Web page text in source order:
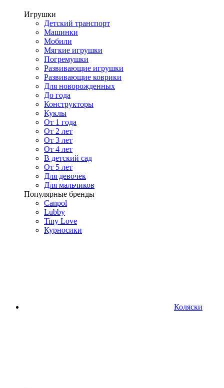
Игрушки
Детский транспорт
Машинки
Мобили
Мягкие игрушки
Погремушки
Развивающие игрушки
Развивающие коврики
Для новорожденных
До года
Конструкторы
Куклы
От 1 года
От 2 лет
От 3 лет
От 4 лет
В детский сад
От 5 лет
Для девочек
Для мальчиков
Популярные бренды
Canpol
Lubby
Tiny Love
Курносики
Коляски